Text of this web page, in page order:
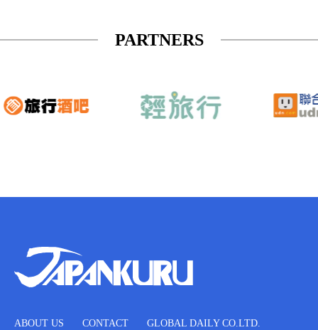
PARTNERS
ABOUT US CONTACT GLOBAL DAILY CO.LTD.